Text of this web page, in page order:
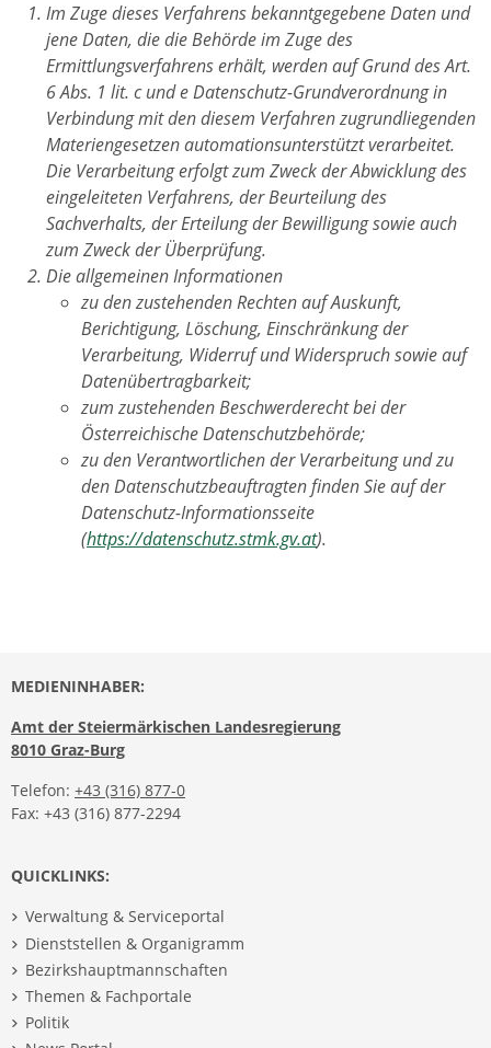
Im Zuge dieses Verfahrens bekanntgegebene Daten und
jene Daten, die die Behörde im Zuge des
Ermittlungsverfahrens erhält, werden auf Grund des Art.
6 Abs. 1 lit. c und e Datenschutz-Grundverordnung in
Verbindung mit den diesem Verfahren zugrundliegenden
Materiengesetzen automationsunterstützt verarbeitet.
Die Verarbeitung erfolgt zum Zweck der Abwicklung des
eingeleiteten Verfahrens, der Beurteilung des
Sachverhalts, der Erteilung der Bewilligung sowie auch
zum Zweck der Überprüfung.
Die allgemeinen Informationen
zu den zustehenden Rechten auf Auskunft,
Berichtigung, Löschung, Einschränkung der
Verarbeitung, Widerruf und Widerspruch sowie auf
Datenübertragbarkeit;
zum zustehenden Beschwerderecht bei der
Österreichische Datenschutzbehörde;
zu den Verantwortlichen der Verarbeitung und zu
den Datenschutzbeauftragten finden Sie auf der
Datenschutz-Informationsseite
(https://datenschutz.stmk.gv.at).
MEDIENINHABER:
Amt der Steiermärkischen Landesregierung
8010 Graz-Burg
Telefon: +43 (316) 877-0
Fax: +43 (316) 877-2294
QUICKLINKS:
Verwaltung & Serviceportal
Dienststellen & Organigramm
Bezirkshauptmannschaften
Themen & Fachportale
Politik